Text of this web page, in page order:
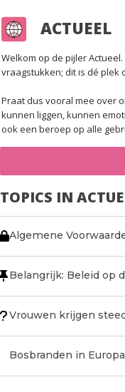
ACTUEEL
Welkom op de pijler
vraagstukken; dit is dé plek
Praat dus vooral mee over
kunnen liggen, kunnen
ook een beroep op alle
TOPICS IN
Algemene
Belangrijk: Beleid op
Vrouwen krijgen
Bosbranden in